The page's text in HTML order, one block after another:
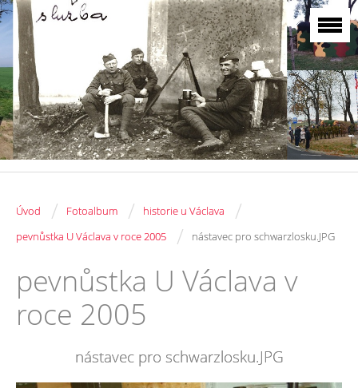
Úvod / Fotoalbum / historie u Václava /
pevnůstka U Václava v roce 2005 / nástavec pro schwarzlosku.JPG
pevnůstka U Václava v
roce 2005
nástavec pro schwarzlosku.JPG